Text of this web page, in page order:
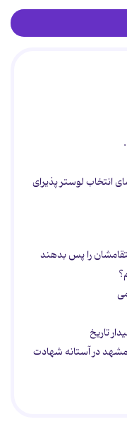
انتخاب لوستر پذیرای
تاریخ
در آستانه شهادت